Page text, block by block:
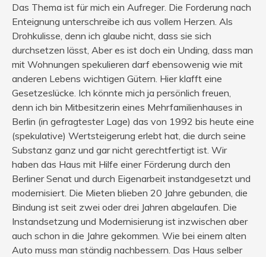
Das Thema ist für mich ein Aufreger. Die Forderung nach
Enteignung unterschreibe ich aus vollem Herzen. Als
Drohkulisse, denn ich glaube nicht, dass sie sich
durchsetzen lässt, Aber es ist doch ein Unding, dass man
mit Wohnungen spekulieren darf ebensowenig wie mit
anderen Lebens wichtigen Gütern. Hier klafft eine
Gesetzeslücke. Ich könnte mich ja persönlich freuen,
denn ich bin Mitbesitzerin eines Mehrfamilienhauses in
Berlin (in gefragtester Lage) das von 1992 bis heute eine
(spekulative) Wertsteigerung erlebt hat, die durch seine
Substanz ganz und gar nicht gerechtfertigt ist. Wir
haben das Haus mit Hilfe einer Förderung durch den
Berliner Senat und durch Eigenarbeit instandgesetzt und
modernisiert. Die Mieten blieben 20 Jahre gebunden, die
Bindung ist seit zwei oder drei Jahren abgelaufen. Die
Instandsetzung und Modernisierung ist inzwischen aber
auch schon in die Jahre gekommen. Wie bei einem alten
Auto muss man ständig nachbessern. Das Haus selber